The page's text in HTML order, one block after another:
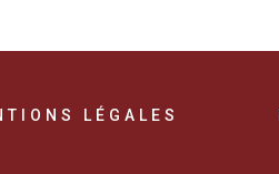
LÉGALES